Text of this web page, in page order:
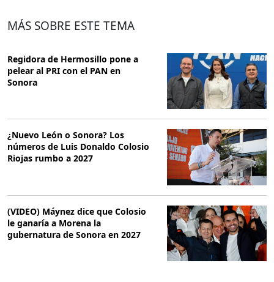
MÁS SOBRE ESTE TEMA
Regidora de Hermosillo pone a
pelear al PRI con el PAN en
Sonora
¿Nuevo León o Sonora? Los
números de Luis Donaldo Colosio
Riojas rumbo a 2027
(VIDEO) Máynez dice que Colosio
le ganaría a Morena la
gubernatura de Sonora en 2027